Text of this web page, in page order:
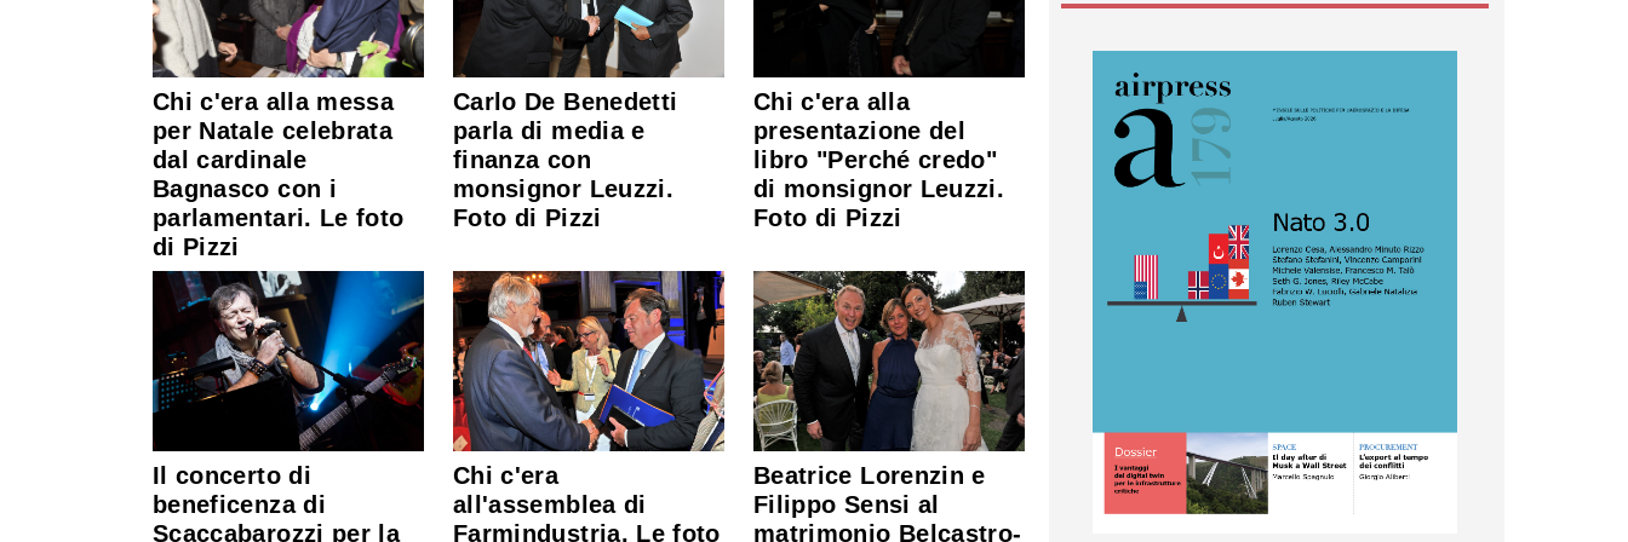
Chi c'era alla messa
per Natale celebrata
dal cardinale
Bagnasco con i
parlamentari. Le foto
di Pizzi
Carlo De Benedetti
parla di media e
finanza con
monsignor Leuzzi.
Foto di Pizzi
Chi c'era alla
presentazione del
libro "Perché credo"
di monsignor Leuzzi.
Foto di Pizzi
Il concerto di
beneficenza di
Scaccabarozzi per la
Chi c'era
all'assemblea di
Farmindustria. Le foto
Beatrice Lorenzin e
Filippo Sensi al
matrimonio Belcastro-